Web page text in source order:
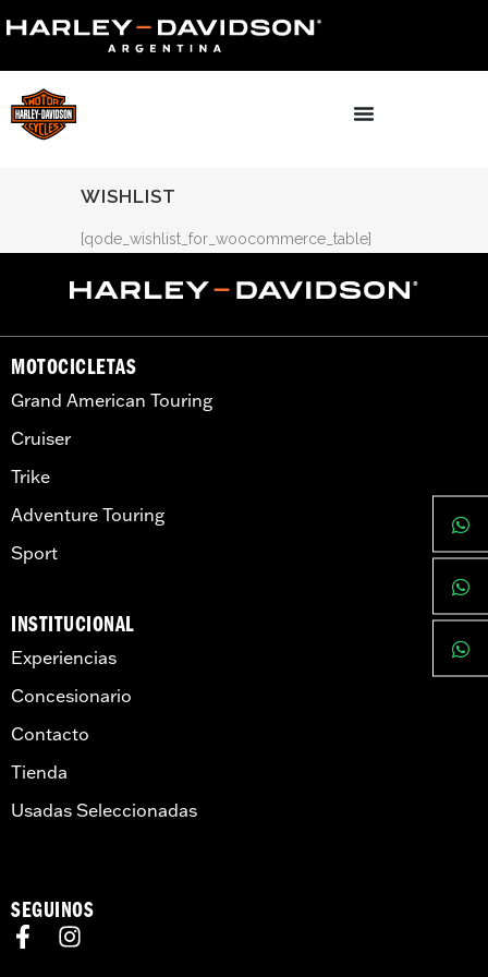
WISHLIST
[qode_wishlist_for_woocommerce_table]
MOTOCICLETAS
Grand American Touring
Cruiser
Trike
Adventure Touring
Sport
INSTITUCIONAL
Experiencias
Concesionario
Contacto
Tienda
Usadas Seleccionadas
SEGUINOS